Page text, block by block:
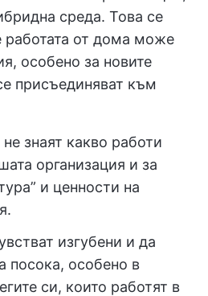
среда. Това се
работата от дома може
особено за новите
присъединяват към
знаят какво работи
организация и за
и ценности на
изгубени и да
посока, особено в
си, които работят в